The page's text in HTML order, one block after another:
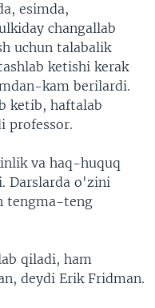
esimda,
changallab
uchun talabalik
ketishi kerak
kam berilardi.
ketib, haftalab
professor.
va haq-huquq
Darslarda o'zini
tengma-teng
qiladi, ham
deydi Erik Fridman.